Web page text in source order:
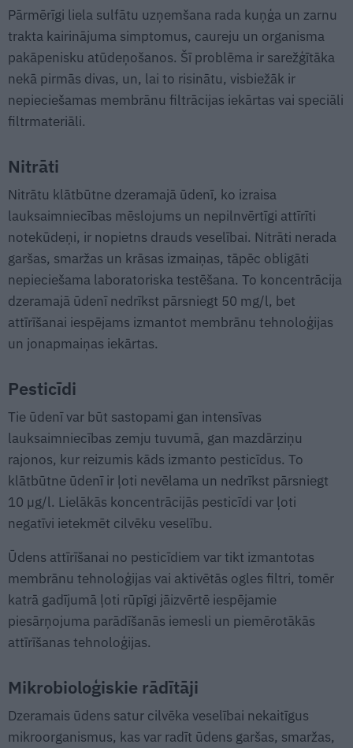
Pārmērīgi liela sulfātu uzņemšana rada kuņģa un zarnu
trakta kairinājuma simptomus, caureju un organisma
pakāpenisku atūdeņošanos. Šī problēma ir sarežģītāka
nekā pirmās divas, un, lai to risinātu, visbiežāk ir
nepieciešamas membrānu filtrācijas iekārtas vai speciāli
filtrmateriāli.
Nitrāti
Nitrātu klātbūtne dzeramajā ūdenī, ko izraisa
lauksaimniecības mēslojums un nepilnvērtīgi attīrīti
notekūdeņi, ir nopietns drauds veselībai. Nitrāti nerada
garšas, smaržas un krāsas izmaiņas, tāpēc obligāti
nepieciešama laboratoriska testēšana. To koncentrācija
dzeramajā ūdenī nedrīkst pārsniegt 50 mg/l, bet
attīrīšanai iespējams izmantot membrānu tehnoloģijas
un jonapmaiņas iekārtas.
Pesticīdi
Tie ūdenī var būt sastopami gan intensīvas
lauksaimniecības zemju tuvumā, gan mazdārziņu
rajonos, kur reizumis kāds izmanto pesticīdus. To
klātbūtne ūdenī ir ļoti nevēlama un nedrīkst pārsniegt
10 µg/l. Lielākās koncentrācijās pesticīdi var ļoti
negatīvi ietekmēt cilvēku veselību.
Ūdens attīrīšanai no pesticīdiem var tikt izmantotas
membrānu tehnoloģijas vai aktivētās ogles filtri, tomēr
katrā gadījumā ļoti rūpīgi jāizvērtē iespējamie
piesārņojuma parādīšanās iemesli un piemērotākās
attīrīšanas tehnoloģijas.
Mikrobioloģiskie rādītāji
Dzeramais ūdens satur cilvēka veselībai nekaitīgus
mikroorganismus, kas var radīt ūdens garšas, smaržas,